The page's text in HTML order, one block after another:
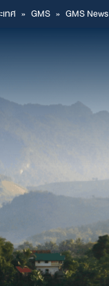
ทศ » GMS » GMS News